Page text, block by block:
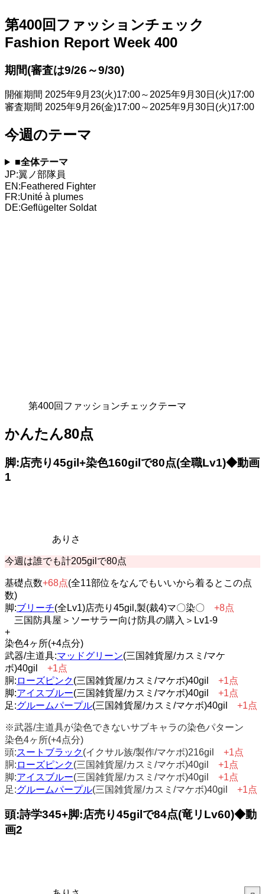
第400回ファッションチェック
Fashion Report Week 400
期間(審査は9/26～9/30)
開催期間 2025年9月23(火)17:00～2025年9月30日(火)17:00
審査期間 2025年9月26(金)17:00～2025年9月30日(火)17:00
今週のテーマ
■全体テーマ
JP:翼ノ部隊員
EN:Feathered Fighter
FR:Unité à plumes
DE:Geflügelter Soldat
第400回ファッションチェックテーマ
かんたん80点
脚:店売り45gil+染色160gilで80点(全職Lv1)◆動画
1
ありさ
今週は誰でも計205gilで80点
基礎点数+68点(全11部位をなんでもいいから着るとこの点
数)
脚:ブリーチ(全Lv1)店売り45gil,製(裁4)マ〇染〇 +8点
三国防具屋＞ソーサラー向け防具の購入＞Lv1-9
+
染色4ヶ所(+4点分)
武器/主道具:マッドグリーン(三国雑貨屋/カスミ/マケ
ボ)40gil +1点
胴: ローズピンク(三国雑貨屋/カスミ/マケボ)40gil +1点
脚:アイスブルー(三国雑貨屋/カスミ/マケボ)40gil +1点
足:グルームパープル(三国雑貨屋/カスミ/マケボ)40gil +1点
※武器/主道具が染色できないサブキャラの染色パターン
染色4ヶ所(+4点分)
頭:スートブラック(イクサル族/製作/マケボ)216gil +1点
胴: ローズピンク(三国雑貨屋/カスミ/マケボ)40gil +1点
脚:アイスブルー(三国雑貨屋/カスミ/マケボ)40gil +1点
足:グルームパープル(三国雑貨屋/カスミ/マケボ)40gil +1点
頭:詩学345+脚:店売り45gilで84点(竜リLv60)◆動
画2